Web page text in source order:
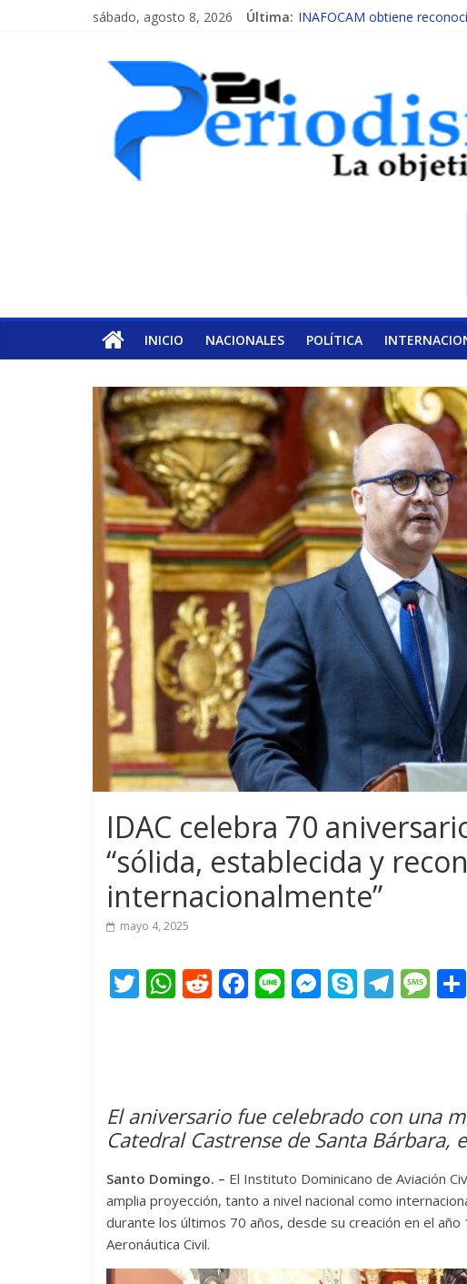
sábado, agosto 8, 2026 Última: INAFOCAM obtiene
MESCyT presenta
INICIO NACIONALES POLÍTICA
IDAC celebra 70
“sólida, establecida y
internacionalmente”
mayo 4, 2025
T W
p
p
R
t
F
o
k
Li M
g
er
S T
m
M
e
El aniversario fue celebrado con una
Catedral Castrense de Santa Bárbara,
Santo Domingo. – El Instituto Dominicano de Aviación
amplia proyección, tanto a nivel nacional como
durante los últimos 70 años, desde su creación en el
Aeronáutica Civil.